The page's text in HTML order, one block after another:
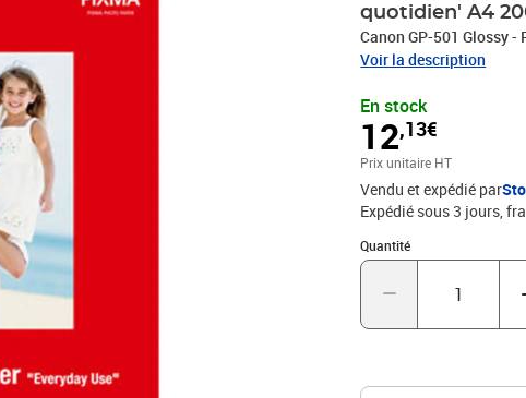
quotidien' A4
Canon GP-501 Glossy
Voir la description
En stock
12,13€
Prix unitaire HT
Vendu et expédié par
Expédié sous 3 jours,
Quantité
Quantité : 1